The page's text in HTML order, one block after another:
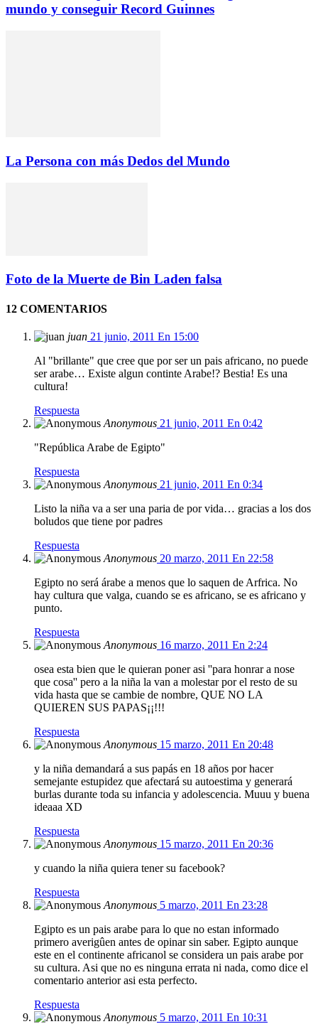
mundo y conseguir Record Guinnes
La Persona con más Dedos del Mundo
Foto de la Muerte de Bin Laden falsa
12 COMENTARIOS
juan 21 junio, 2011 En 15:00
Al "brillante" que cree que por ser un pais africano, no puede
ser arabe… Existe algun continte Arabe!? Bestia! Es una
cultura!
Respuesta
Anonymous 21 junio, 2011 En 0:42
"República Arabe de Egipto"
Respuesta
Anonymous 21 junio, 2011 En 0:34
Listo la niña va a ser una paria de por vida… gracias a los dos
boludos que tiene por padres
Respuesta
Anonymous 20 marzo, 2011 En 22:58
Egipto no será árabe a menos que lo saquen de Arfrica. No
hay cultura que valga, cuando se es africano, se es africano y
punto.
Respuesta
Anonymous 16 marzo, 2011 En 2:24
osea esta bien que le quieran poner asi ''para honrar a nose
que cosa'' pero a la niña la van a molestar por el resto de su
vida hasta que se cambie de nombre, QUE NO LA
QUIEREN SUS PAPAS¡¡!!!
Respuesta
Anonymous 15 marzo, 2011 En 20:48
y la niña demandará a sus papás en 18 años por hacer
semejante estupidez que afectará su autoestima y generará
burlas durante toda su infancia y adolescencia. Muuu y buena
ideaaa XD
Respuesta
Anonymous 15 marzo, 2011 En 20:36
y cuando la niña quiera tener su facebook?
Respuesta
Anonymous 5 marzo, 2011 En 23:28
Egipto es un pais arabe para lo que no estan informado
primero averigûen antes de opinar sin saber. Egipto aunque
este en el continente africanol se considera un pais arabe por
su cultura. Asi que no es ninguna errata ni nada, como dice el
comentario anterior asi esta perfecto.
Respuesta
Anonymous 5 marzo, 2011 En 10:31